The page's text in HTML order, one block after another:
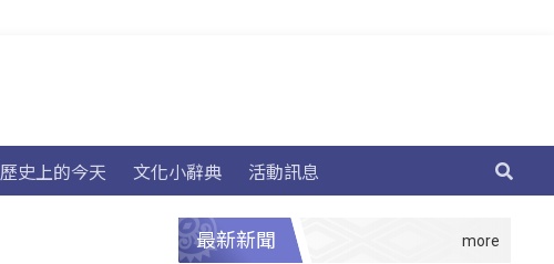
歷史上的今天 文化小辭典 活動訊息
最新新聞